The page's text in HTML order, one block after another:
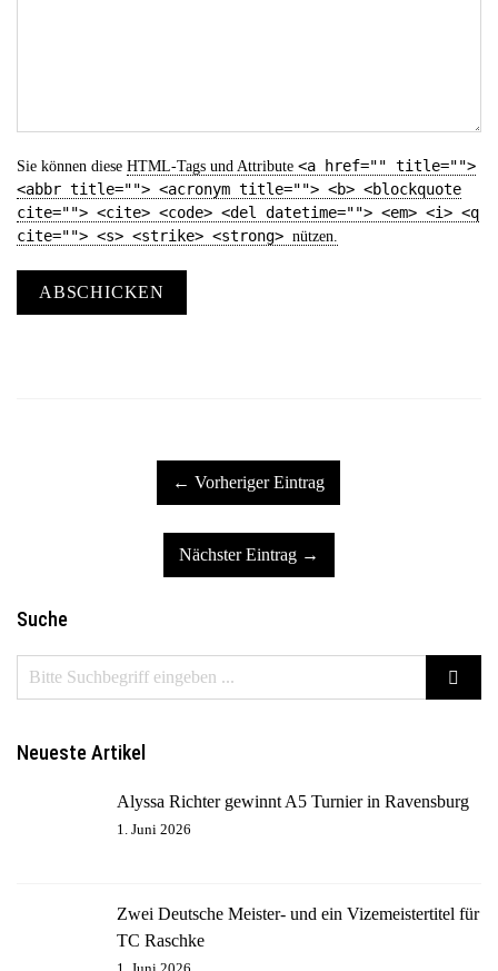
Sie können diese HTML-Tags und Attribute <a href="" title="">
<abbr title=""> <acronym title=""> <b> <blockquote
cite=""> <cite> <code> <del datetime=""> <em> <i> <q
cite=""> <s> <strike> <strong> nützen.
ABSCHICKEN
← Vorheriger Eintrag
Nächster Eintrag →
Suche
Neueste Artikel
Alyssa Richter gewinnt A5 Turnier in Ravensburg
1. Juni 2026
Zwei Deutsche Meister- und ein Vizemeistertitel für
TC Raschke